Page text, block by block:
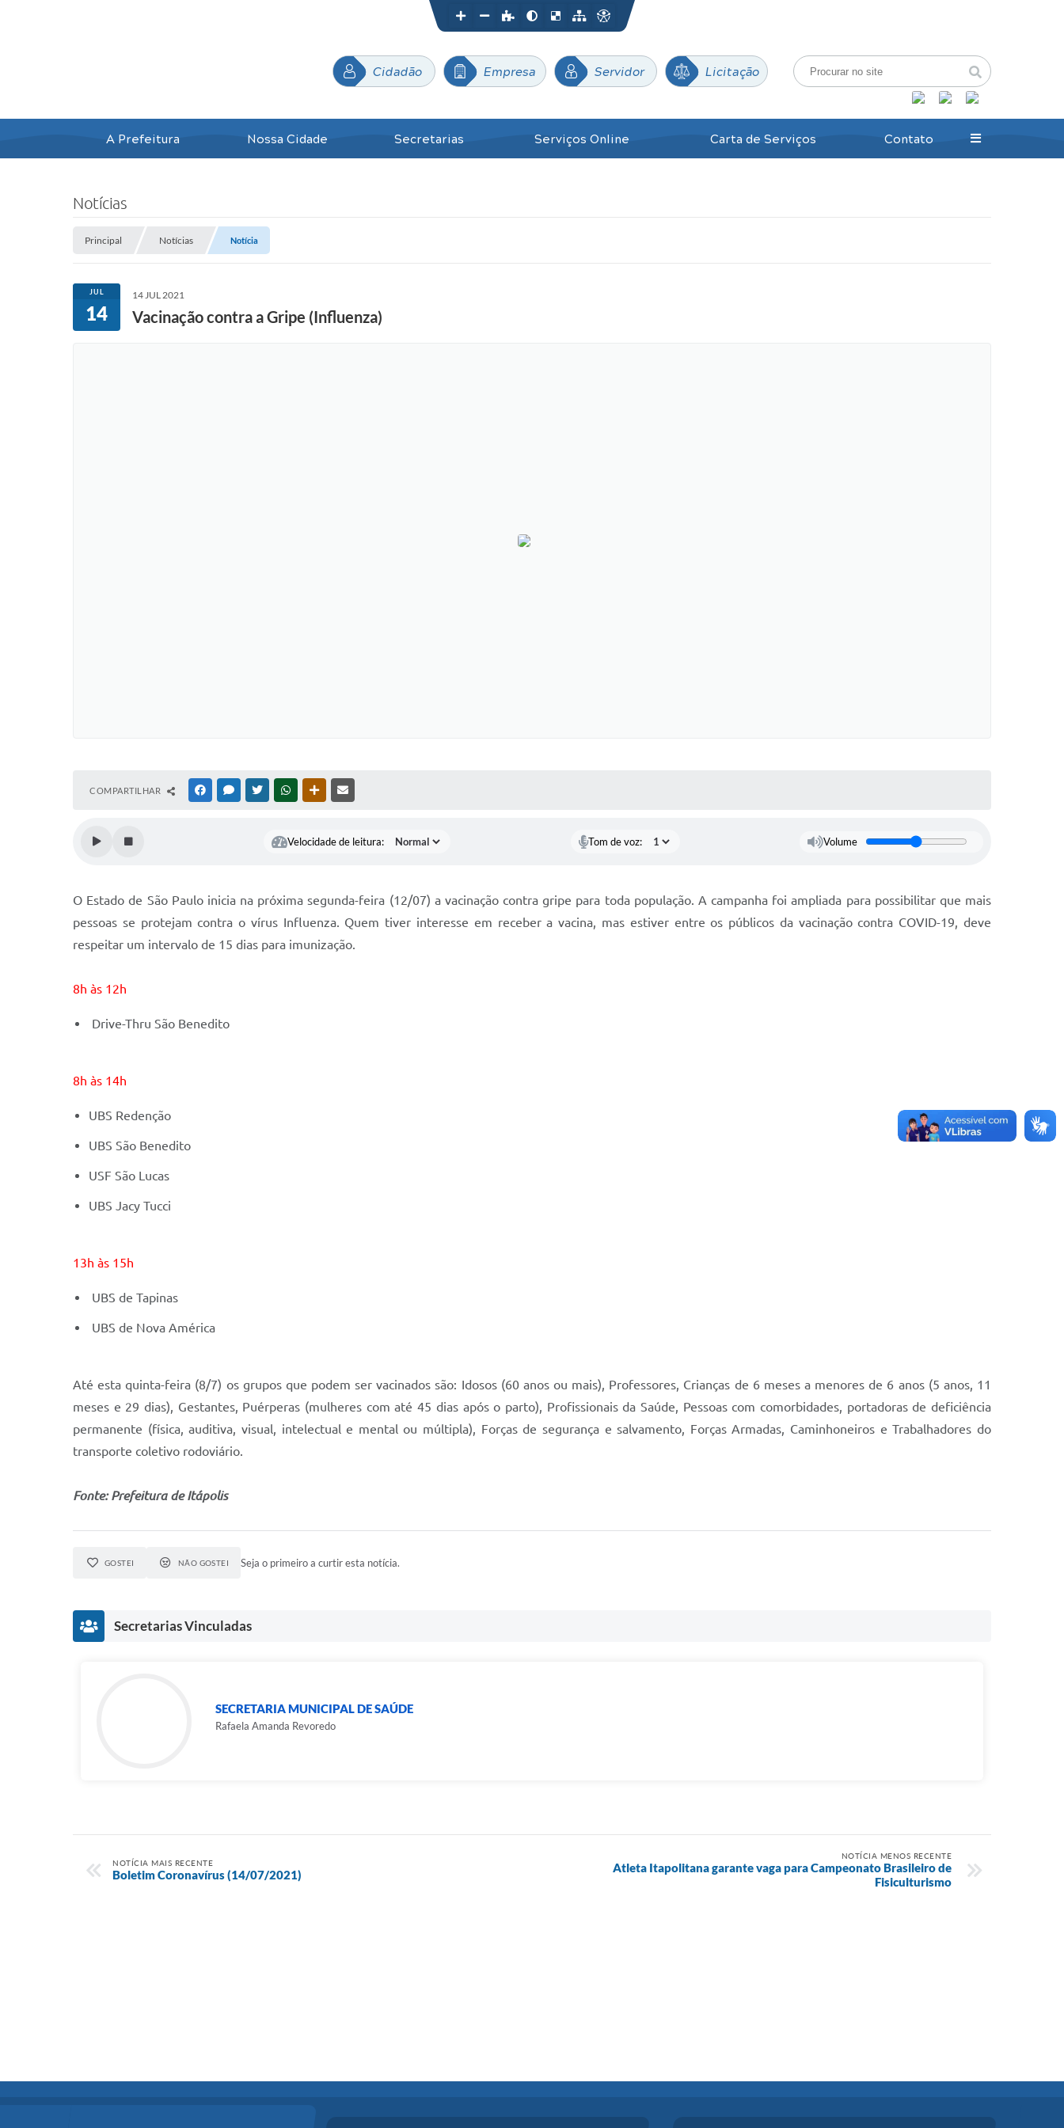
Cidadão Empresa Servidor Licitação
A Prefeitura Nossa Cidade Secretarias Serviços Online Carta de Serviços Contato
Notícias
Principal Notícias Notícia
JUL
14
14 JUL 2021
Vacinação contra a Gripe (Influenza)
COMPARTILHAR FACEBOOKMESSENGER
TWITTERWHATSAPPOUTRAS MÍDIAS
Velocidade de leitura: Tom de voz: Volume
O Estado de São Paulo inicia na próxima segunda-feira (12/07) a vacinação contra gripe para toda população. A campanha foi ampliada para possibilitar que mais
pessoas se protejam contra o vírus Influenza. Quem tiver interesse em receber a vacina, mas estiver entre os públicos da vacinação contra COVID-19, deve
respeitar um intervalo de 15 dias para imunização.
8h às 12h
Drive-Thru São Benedito
8h às 14h
UBS Redenção
UBS São Benedito
USF São Lucas
UBS Jacy Tucci
13h às 15h
UBS de Tapinas
UBS de Nova América
Até esta quinta-feira (8/7) os grupos que podem ser vacinados são: Idosos (60 anos ou mais), Professores, Crianças de 6 meses a menores de 6 anos (5 anos, 11
meses e 29 dias), Gestantes, Puérperas (mulheres com até 45 dias após o parto), Profissionais da Saúde, Pessoas com comorbidades, portadoras de deficiência
permanente (física, auditiva, visual, intelectual e mental ou múltipla), Forças de segurança e salvamento, Forças Armadas, Caminhoneiros e Trabalhadores do
transporte coletivo rodoviário.
Fonte: Prefeitura de Itápolis
GOSTEI NÃO GOSTEI Seja o primeiro a curtir esta notícia.
Secretarias Vinculadas
SECRETARIA MUNICIPAL DE SAÚDE
Rafaela Amanda Revoredo
NOTÍCIA MAIS RECENTE
Boletim Coronavírus (14/07/2021)
NOTÍCIA MENOS RECENTE
Atleta Itapolitana garante vaga para Campeonato Brasileiro de
Fisiculturismo